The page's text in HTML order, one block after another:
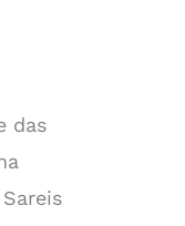
das